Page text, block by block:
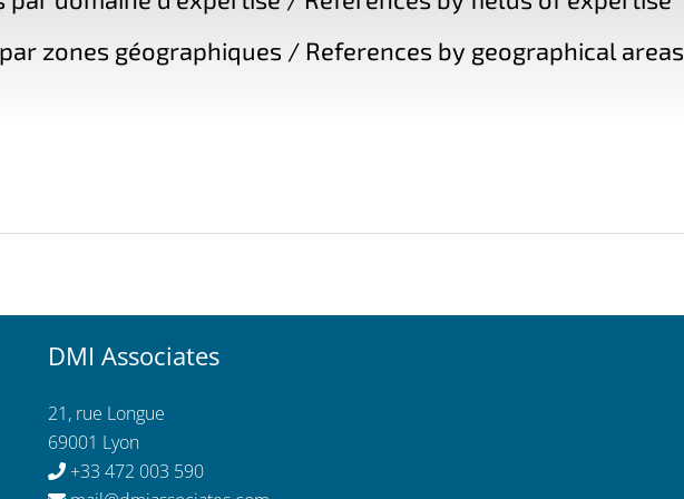
zones géographiques / References by geographical areas
DMI Associates
21, rue Longue
69001 Lyon
+33 472 003 590